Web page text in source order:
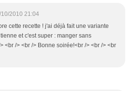
10/2010 21:04
cette recette ! j'ai déjà fait une variante
et c'est super : manger sans
<br /> <br /> Bonne soirée!<br /> <br /> <br